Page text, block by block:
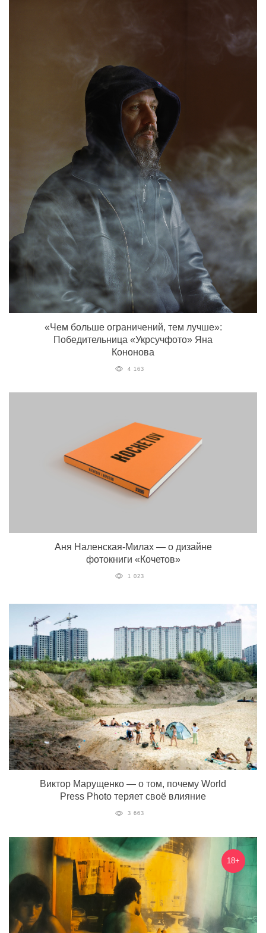
«Чем больше ограничений, тем лучше»:
Победительница «Укрсучфото» Яна
Кононова
4 163
Аня Наленская-Милах — о дизайне
фотокниги «Кочетов»
1 023
Виктор Марущенко — о том, почему World
Press Photo теряет своё влияние
3 663
18+